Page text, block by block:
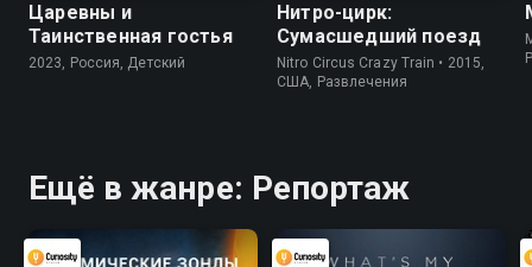
Царевны и
Таинственная гостья
2023, Россия, Детский
Нитро-цирк:
Сумасшедший поезд
Nitro Circus Crazy Train • 2015,
США, Развлечения
Ещё в жанре: Репортаж